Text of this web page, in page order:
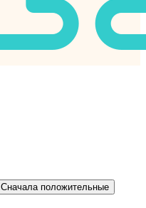
Сначала положительные